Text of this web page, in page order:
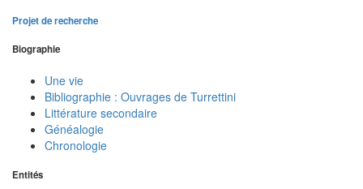
Projet de recherche
Biographie
Une vie
Bibliographie : Ouvrages de Turrettini
Littérature secondaire
Généalogie
Chronologie
Entités